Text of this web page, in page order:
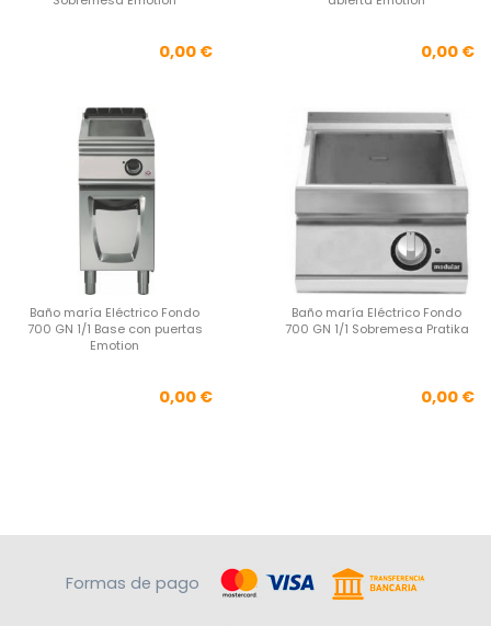
Precio
0,00 € 0,00 €
Baño maría Eléctrico Fondo
700 GN 1/1 Base con puertas
Emotion
Precio
0,00 €
Baño maría Eléctrico Fondo
700 GN 1/1 Sobremesa Pratika
0,00 €
Formas de pago